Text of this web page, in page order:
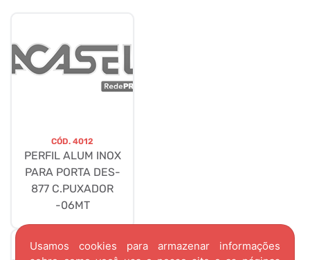
Usamos cookies para armazenar informações
CÓD. 4012
PERFIL ALUM INOX
PARA PORTA DES-
877 C.PUXADOR
-06MT